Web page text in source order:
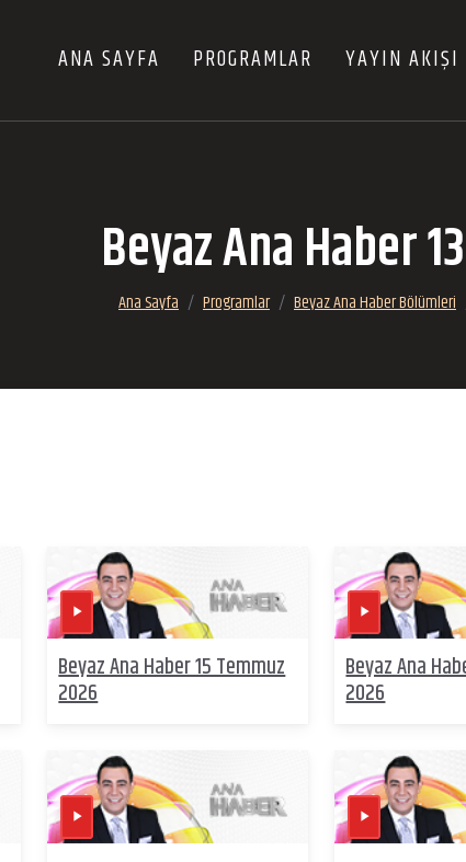
ANA SAYFA PROGRAMLAR YAYIN AKIŞI
Beyaz Ana Haber
Ana Sayfa Programlar Beyaz Ana Haber Bölümleri
Beyaz Ana Haber 15 Temmuz
2026
Beyaz Ana
2026